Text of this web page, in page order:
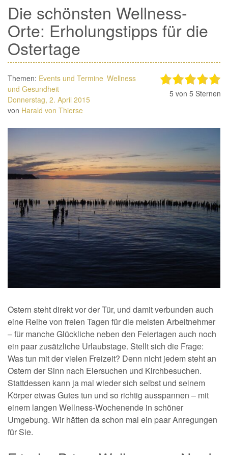
Die schönsten Wellness-
Orte: Erholungstipps für die
Ostertage
Themen: Events und Termine Wellness
und Gesundheit
Donnerstag, 2. April 2015
von Harald von Thierse
5 von 5 Sternen
Ostern steht direkt vor der Tür, und damit verbunden auch
eine Reihe von freien Tagen für die meisten Arbeitnehmer
– für manche Glückliche neben den Feiertagen auch noch
ein paar zusätzliche Urlaubstage. Stellt sich die Frage:
Was tun mit der vielen Freizeit? Denn nicht jedem steht an
Ostern der Sinn nach Eiersuchen und Kirchbesuchen.
Stattdessen kann ja mal wieder sich selbst und seinem
Körper etwas Gutes tun und so richtig ausspannen – mit
einem langen Wellness-Wochenende in schöner
Umgebung. Wir hätten da schon mal ein paar Anregungen
für Sie.